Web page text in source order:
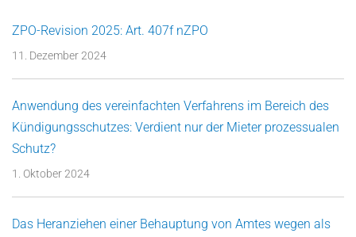
ZPO-Revision 2025: Art. 407f nZPO
11. Dezember 2024
Anwendung des vereinfachten Verfahrens im Bereich des
Kündigungsschutzes: Verdient nur der Mieter prozessualen
Schutz?
1. Oktober 2024
Das Heranziehen einer Behauptung von Amtes wegen als